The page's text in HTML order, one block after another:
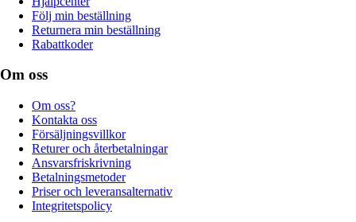
Följ min beställning
Returnera min beställning
Rabattkoder
Om oss
Om oss?
Kontakta oss
Försäljningsvillkor
Returer och återbetalningar
Ansvarsfriskrivning
Betalningsmetoder
Priser och leveransalternativ
Integritetspolicy